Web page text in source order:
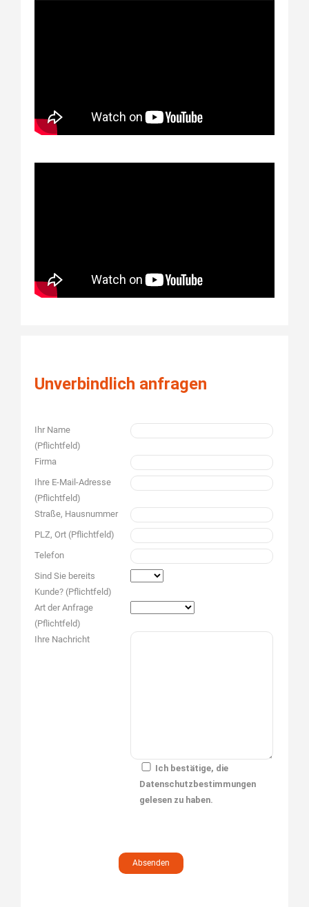
Unverbindlich anfragen
Ihr Name
(Pflichtfeld)
Firma
Ihre E-Mail-Adresse
(Pflichtfeld)
Straße, Hausnummer
PLZ, Ort (Pflichtfeld)
Telefon
Sind Sie bereits
Kunde? (Pflichtfeld)
Art der Anfrage
(Pflichtfeld)
Ihre Nachricht
Ich bestätige, die
Datenschutzbestimmungen
gelesen zu haben.